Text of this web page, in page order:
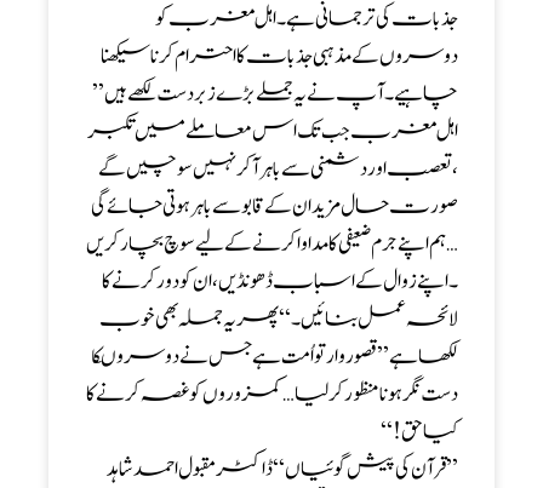
جذبات کی ترجمانی ہے۔ اہل مغرب کو
دوسروں کے مذہبی جذبات کا احترام کرنا سیکھنا
چاہیے۔ آپ نے یہ جملے بڑے زبردست لکھے ہیں ’’
اہل مغرب جب تک اس معاملے میں تکبر
، تعصب اور دشمنی سے باہر آکر نہیں سوچیں گے
صورت حال مزید ان کے قابو سے باہر ہوتی جائے گی
… ہم اپنے جرم ضعیفی کا مداوا کرنے کے لیے سوچ بچار کریں
۔ اپنے زوال کے اسباب ڈھونڈیں، ان کو دور کرنے کا
لائحہ عمل بنائیں ۔‘‘پھر یہ جملہ بھی خوب
لکھا ہے ’’ قصور وار تو اُمت ہے جس نے دوسروںکا
دست نگر ہونا منظور کرلیا … کمزوروں کو غصہ کرنے کا
کیا حق !‘‘
’’ قرآن کی پیش گوئیاں ‘‘ ڈاکٹر مقبول احمد شاہد